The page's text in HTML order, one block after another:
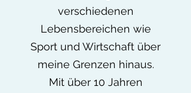
verschiedenen
Lebensbereichen wie
Sport und Wirtschaft über
meine Grenzen hinaus.
Mit über 10 Jahren